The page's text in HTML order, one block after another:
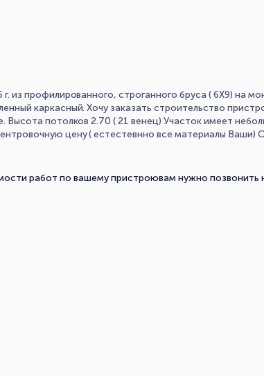
из профилированного, строганного бруса ( 6Х9) на
каркасный. Хочу заказать строительство
Высота потолков 2.70 ( 21 венец) Участок имеет
цену ( естестевнно все материалы Ваши)
работ по вашему пристроювам нужно